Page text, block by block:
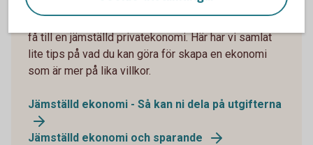
Med olika inkomster, karriärsbanor och
förutsättningar att vara ledig är det inte alltid lätt att
få till en jämställd privatekonomi. Här har vi samlat
lite tips på vad du kan göra för skapa en ekonomi
som är mer på lika villkor.
Jämställd ekonomi - Så kan ni dela på utgifterna
Jämställd ekonomi och sparande